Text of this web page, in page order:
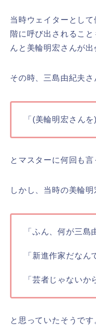
当時ウェイターとし
階に呼び出されるこ
んと美輪明宏さんが出
その時、三島由紀夫さ
「(美輪明宏さん
とマスターに何回も言
しかし、当時の美輪明
「ふん、何が三島
「新進作家だなん
「芸者じゃないか
と思っていたそうです